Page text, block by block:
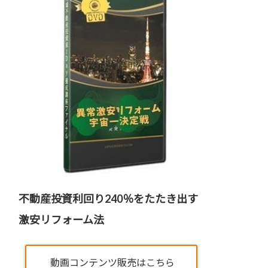
不動産投資利回り240％をたたき出す
激安リフォーム法
動画コンテンツ販売はこちら